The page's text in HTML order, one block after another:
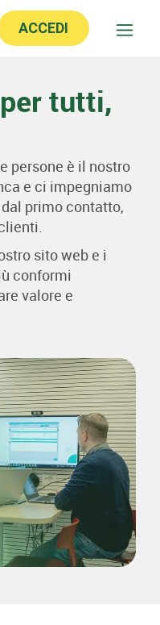
ACCEDI
tutti,
persone è il nostro
e ci impegniamo
primo contatto,
sito web e i
conformi
valore e